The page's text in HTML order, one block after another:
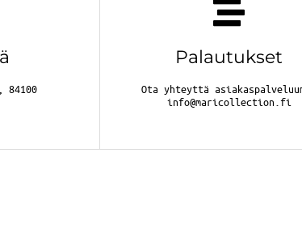
Palautukset
Ota yhteyttä
info@maricollection.fi